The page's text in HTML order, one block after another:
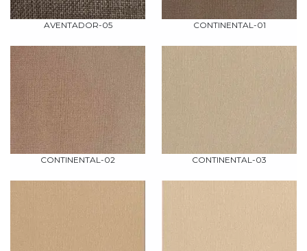
AVENTADOR-05 CONTINENTAL-01
CONTINENTAL-02 CONTINENTAL-03